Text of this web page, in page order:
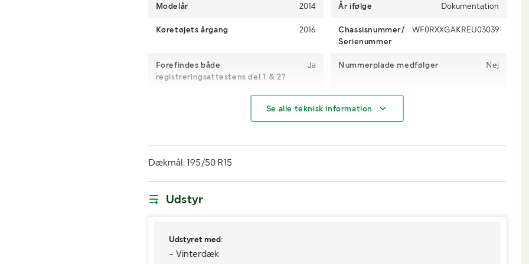
Modelår 2014 År ifølge Dokumentation
Køretøjets årgang 2016
Chassisnummer/
Serienummer
WF0RXXGAKREU03039
Forefindes både
registreringsattestens del 1 & 2?
Ja Nummerplade medfølger Nej
150.306 Motoreffekt
Brændstof Benzin Trækkrog Nej
Kommentar
om nøgler
Dæk
Se alle teknisk information
Dækmål: 195/50 R15
Udstyr
Udstyret med:
- Vinterdæk